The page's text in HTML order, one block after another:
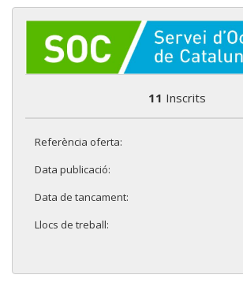
11 Inscrits
Referència oferta:
Data publicació:
Data de tancament:
Llocs de treball: